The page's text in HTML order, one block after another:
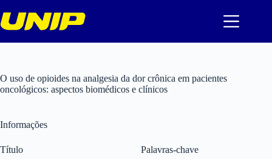
para
o
O uso de opioides na analgesia da dor crônica em pacientes
oncológicos: aspectos biomédicos e clínicos
Informações
Título Palavras-chave